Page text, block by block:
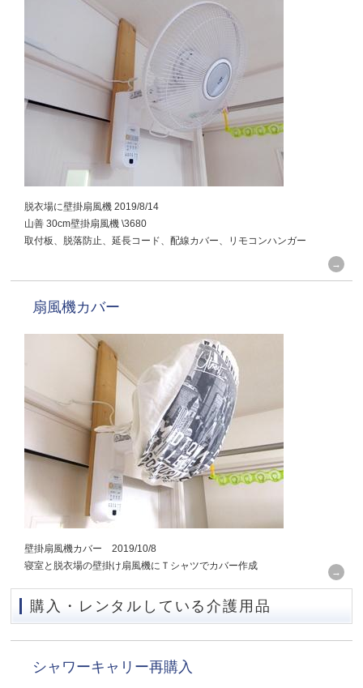
脱衣場に壁掛扇風機 2019/8/14
山善 30cm壁掛扇風機 \3680
取付板、脱落防止、延長コード、配線カバー、リモコンハンガー
扇風機カバー
壁掛扇風機カバー 2019/10/8
寝室と脱衣場の壁掛け扇風機にＴシャツでカバー作成
購入・レンタルしている介護用品
シャワーキャリー再購入